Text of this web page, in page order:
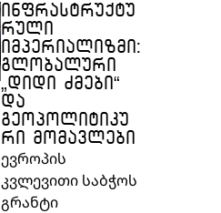
ᲘᲜᲤᲠᲐᲡᲢᲠᲣᲥᲢᲣ
ᲠᲣᲚᲘ
ᲘᲛᲞᲔᲠᲘᲐᲚᲘᲖᲛᲘ:
ᲒᲚᲝᲑᲐᲚᲣᲠᲘ
„ᲓᲘᲓᲘ ᲫᲛᲔᲑᲘ“
ᲓᲐ
ᲒᲔᲝᲞᲝᲚᲘᲢᲘᲙᲣ
ᲠᲘ ᲛᲝᲛᲐᲕᲚᲔᲑᲘ
ევროპის
კვლევითი საბჭოს
გრანტი